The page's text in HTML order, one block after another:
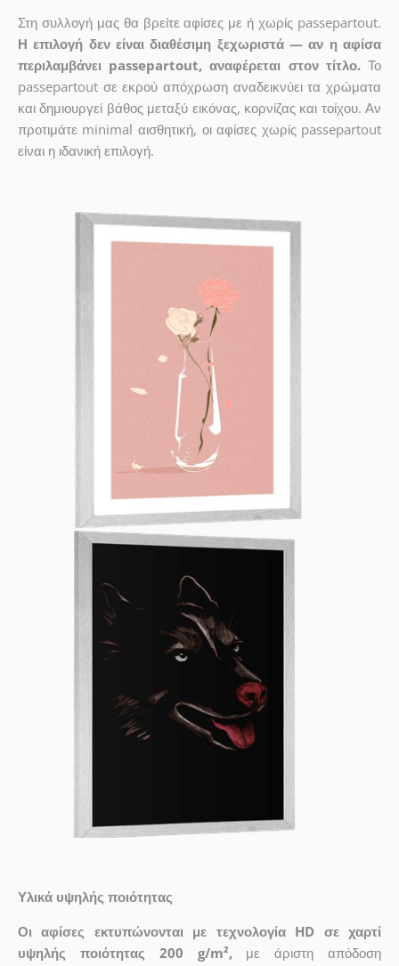
Στη συλλογή μας θα βρείτε αφίσες με ή χωρίς passepartout.
Η επιλογή δεν είναι διαθέσιμη ξεχωριστά — αν η αφίσα
περιλαμβάνει passepartout, αναφέρεται στον τίτλο. Το
passepartout σε εκρού απόχρωση αναδεικνύει τα χρώματα
και δημιουργεί βάθος μεταξύ εικόνας, κορνίζας και τοίχου. Αν
προτιμάτε minimal αισθητική, οι αφίσες χωρίς passepartout
είναι η ιδανική επιλογή.
Υλικά υψηλής ποιότητας
Οι αφίσες εκτυπώνονται με τεχνολογία HD σε χαρτί
υψηλής ποιότητας 200 g/m²,
με άριστη απόδοση